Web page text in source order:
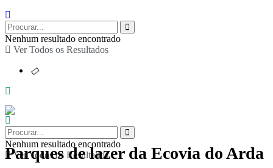
Nenhum resultado encontrado
Ver Todos os Resultados
Nenhum resultado encontrado
Ver Todos os Resultados
Parques de lazer da Ecovia do Arda